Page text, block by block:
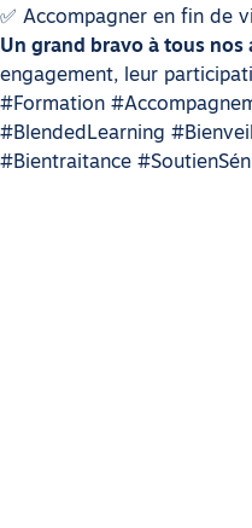
✅ Accompagner en fin de
Un grand bravo à tous nos
engagement, leur
#Formation
#BlendedLearning
#Bientraitance